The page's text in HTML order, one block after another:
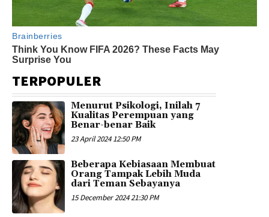
TERPOPULER
Menurut Psikologi, Inilah 7
Kualitas Perempuan yang
Benar-benar Baik
23 April 2024 12:50 PM
Beberapa Kebiasaan Membuat
Orang Tampak Lebih Muda
dari Teman Sebayanya
15 December 2024 21:30 PM